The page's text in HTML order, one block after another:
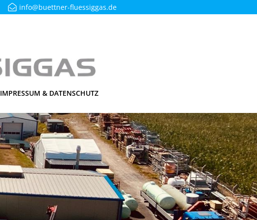
info@buettner-fluessiggas.de
IMPRESSUM & DATENSCHUTZ